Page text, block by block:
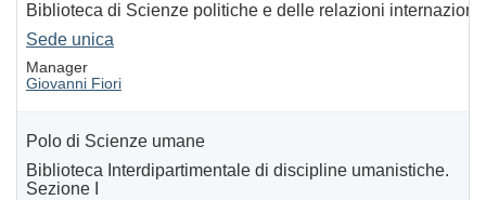
Biblioteca di Scienze politiche e delle relazioni
Sede unica
Manager
Giovanni Fiori
Polo di Scienze umane
Biblioteca Interdipartimentale di discipline umanistiche.
Sezione I